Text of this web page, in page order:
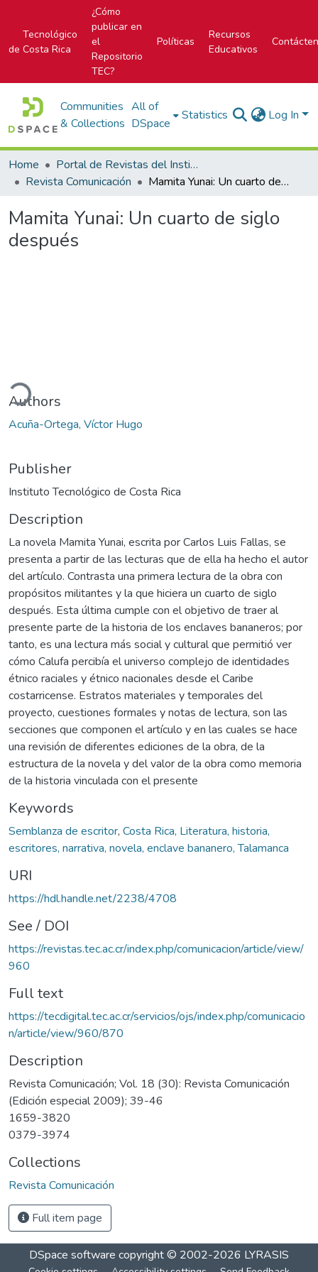
Tecnológico
de Costa Rica
¿Cómo
publicar en
el
Repositorio
TEC?
Políticas
Recursos
Educativos
Communities
& Collections
All of
DSpace
Statistics Log In
Home
Portal de Revistas del Instituto Tecnológico de Costa Rica
Revista Comunicación
Mamita Yunai: Un cuarto de siglo después
Mamita Yunai: Un cuarto de siglo
después
Authors
Acuña-Ortega, Víctor Hugo
Publisher
Instituto Tecnológico de Costa Rica
Description
La novela Mamita Yunai, escrita por Carlos Luis Fallas, se
presenta a partir de las lecturas que de ella ha hecho el autor
del artículo. Contrasta una primera lectura de la obra con
propósitos militantes y la que hiciera un cuarto de siglo
después. Esta última cumple con el objetivo de traer al
presente parte de la historia de los enclaves bananeros; por
tanto, es una lectura más social y cultural que permitió ver
cómo Calufa percibía el universo complejo de identidades
étnico raciales y étnico nacionales desde el Caribe
costarricense. Estratos materiales y temporales del
proyecto, cuestiones formales y notas de lectura, son las
secciones que componen el artículo y en las cuales se hace
una revisión de diferentes ediciones de la obra, de la
estructura de la novela y del valor de la obra como memoria
de la historia vinculada con el presente
Keywords
Semblanza de escritor, Costa Rica, Literatura, historia,
escritores, narrativa, novela, enclave bananero, Talamanca
URI
https://hdl.handle.net/2238/4708
See / DOI
https://revistas.tec.ac.cr/index.php/comunicacion/article/view/
960
Full text
https://tecdigital.tec.ac.cr/servicios/ojs/index.php/comunicacio
n/article/view/960/870
Description
Revista Comunicación; Vol. 18 (30): Revista Comunicación
(Edición especial 2009); 39-46
1659-3820
0379-3974
Collections
Revista Comunicación
Full item page
DSpace software copyright © 2002-2026 LYRASIS